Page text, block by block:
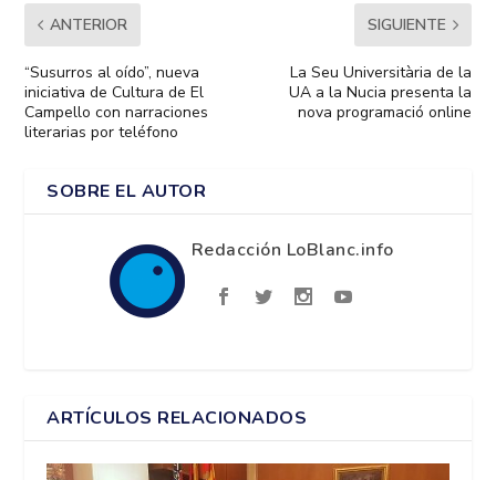
ANTERIOR
“Susurros al oído”, nueva
iniciativa de Cultura de El
Campello con narraciones
literarias por teléfono
SIGUIENTE
La Seu Universitària de la
UA a la Nucia presenta la
nova programació online
SOBRE EL AUTOR
Redacción LoBlanc.info
ARTÍCULOS RELACIONADOS